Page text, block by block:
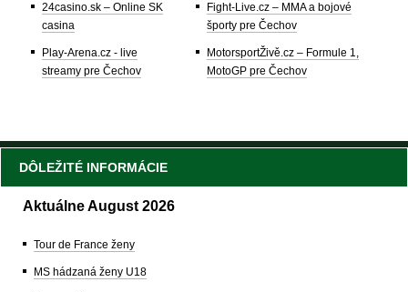
24casino.sk – Online SK
casina
Play-Arena.cz - live
streamy pre Čechov
Fight-Live.cz – MMA a bojové
športy pre Čechov
MotorsportŽivě.cz – Formule 1,
MotoGP pre Čechov
DÔLEŽITÉ INFORMÁCIE
Aktuálne August 2026
Tour de France ženy
MS hádzaná ženy U18